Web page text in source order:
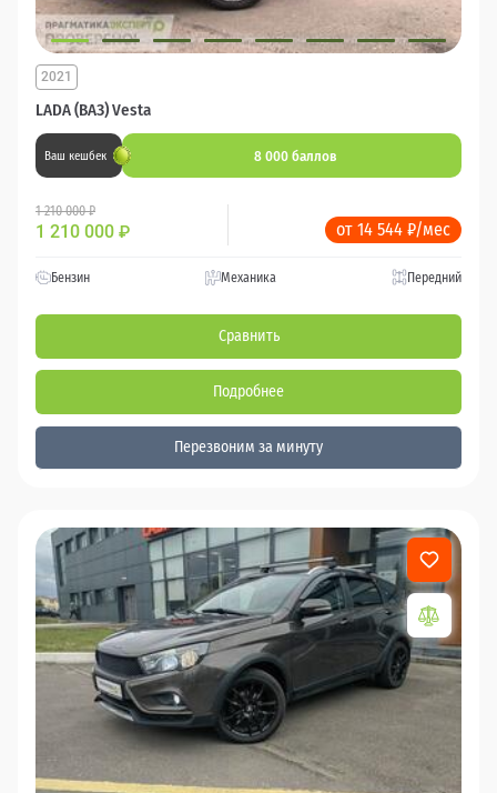
LADA (ВАЗ) Vesta
2021
Ваш кешбек 8 000 баллов
1 210 000 ₽
1 210 000 ₽ от 14 544 ₽/мес
Бензин Механика Передний
Сравнить
Подробнее
Перезвоним за минуту